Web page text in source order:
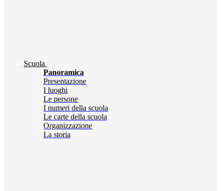
Scuola
Panoramica
Presentazione
I luoghi
Le persone
I numeri della scuola
Le carte della scuola
Organizzazione
La storia